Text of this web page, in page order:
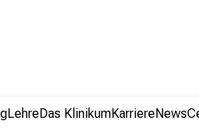
LehreDas KlinikumKarriere